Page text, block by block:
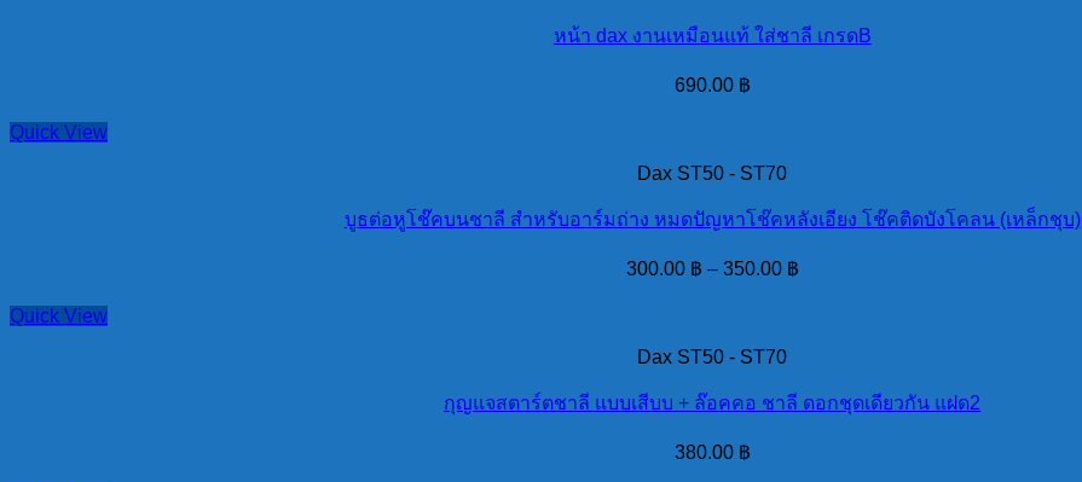
หน้า dax งานเหมือนแท้ ใส่ชาลี เกรดB
690.00 ฿
Quick View
Dax ST50 - ST70
บูธต่อหูโช๊คบนชาลี สำหรับอาร์มถ่าง หมดปัญหาโช๊คหลังเอียง โช๊คติดบังโคลน (เหล็กชุบ)
300.00 ฿ – 350.00 ฿
Quick View
Dax ST50 - ST70
กุญแจสตาร์ตชาลี แบบเสีบบ + ล๊อคคอ ชาลี ดอกชุดเดียวกัน แฝด2
380.00 ฿